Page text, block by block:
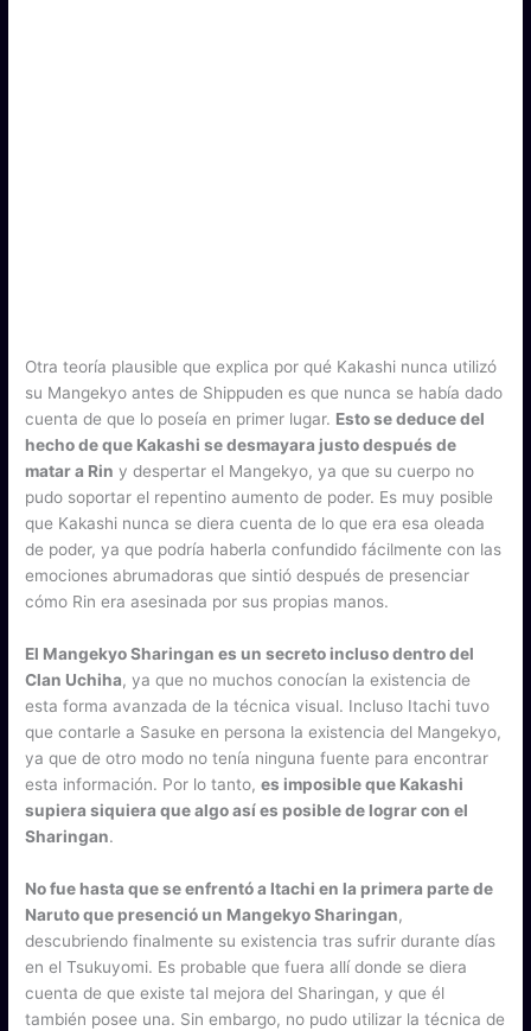
Otra teoría plausible que explica por qué Kakashi nunca utilizó
su Mangekyo antes de Shippuden es que nunca se había dado
cuenta de que lo poseía en primer lugar. Esto se deduce del
hecho de que Kakashi se desmayara justo después de
matar a Rin y despertar el Mangekyo, ya que su cuerpo no
pudo soportar el repentino aumento de poder. Es muy posible
que Kakashi nunca se diera cuenta de lo que era esa oleada
de poder, ya que podría haberla confundido fácilmente con las
emociones abrumadoras que sintió después de presenciar
cómo Rin era asesinada por sus propias manos.
El Mangekyo Sharingan es un secreto incluso dentro del
Clan Uchiha, ya que no muchos conocían la existencia de
esta forma avanzada de la técnica visual. Incluso Itachi tuvo
que contarle a Sasuke en persona la existencia del Mangekyo,
ya que de otro modo no tenía ninguna fuente para encontrar
esta información. Por lo tanto,es imposible que Kakashi
supiera siquiera que algo así es posible de lograr con el
Sharingan.
No fue hasta que se enfrentó a Itachi en la primera parte de
Naruto que presenció un Mangekyo Sharingan,
descubriendo finalmente su existencia tras sufrir durante días
en el Tsukuyomi. Es probable que fuera allí donde se diera
cuenta de que existe tal mejora del Sharingan, y que él
también posee una. Sin embargo, no pudo utilizar la técnica de